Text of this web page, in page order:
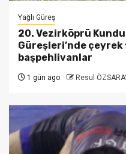
Yağlı Güreş
20. Vezirköprü
Güreşleri’nde
başpehlivanlar
1 gün ago Resul